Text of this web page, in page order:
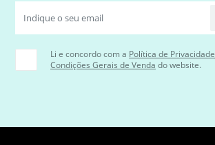
Li e concordo com a Política de Privacidade
Condições Gerais de Venda do website.